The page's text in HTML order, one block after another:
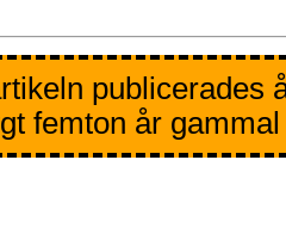
publicerades
femton år gammal